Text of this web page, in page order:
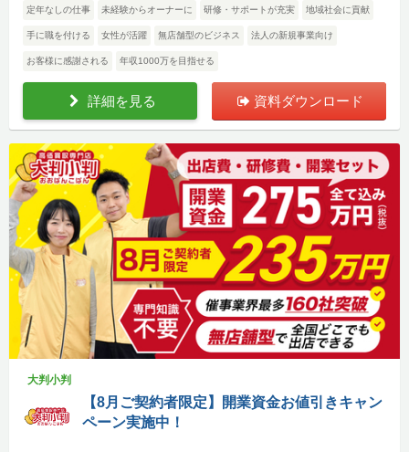
定年なしの仕事 未経験からオーナーに 研修・サポートが充実 地域社会に貢献
手に職を付ける 女性が活躍 無店舗型のビジネス 法人の新規事業向け
お客様に感謝される 年収1000万を目指せる
詳細を見る 資料ダウンロード
大判小判
【8月ご契約者限定】開業資金お値引きキャン
ペーン実施中！